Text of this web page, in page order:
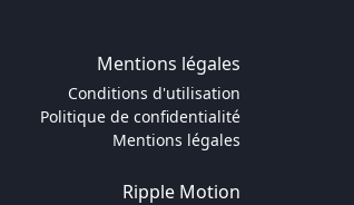
Mentions légales
Conditions d'utilisation
Politique de confidentialité
Mentions légales
Ripple Motion